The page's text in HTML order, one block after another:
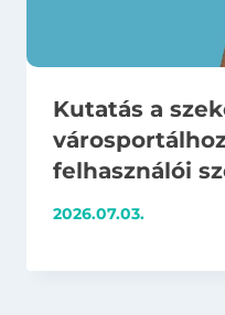
Kutatás a
felhasználói
2026.07.03.